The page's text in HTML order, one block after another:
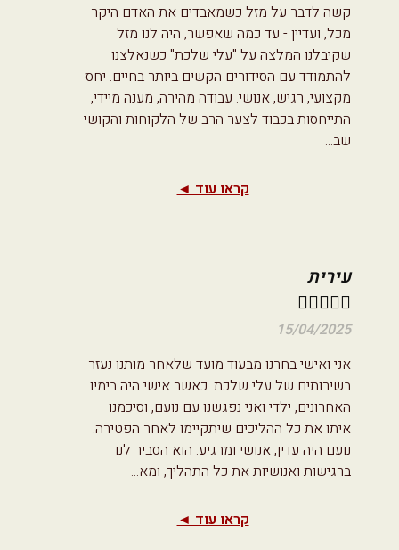
קשה לדבר על מזל כשמאבדים את האדם היקר
מכל, ועדיין - עד כמה שאפשר, היה לנו מזל
שקיבלנו המלצה על "עלי שלכת" כשנאלצנו
להתמודד עם הסידורים הקשים ביותר בחיים. יחס
מקצועי, רגיש, אנושי. עבודה מהירה, מענה מיידי,
התייחסות בכבוד לצער הרב של הלקוחות והקושי
שב...
קראו עוד ◄
עירית

15/04/2025
אני ואישי בחרנו מבעוד מועד שלאחר מותנו נעזר
בשירותים של עלי שלכת. כאשר אישי היה בימיו
האחרונים, ילדי ואני נפגשנו עם נועם, וסיכמנו
איתו את כל ההליכים שיתקיימו לאחר הפטירה.
נועם היה עדין, אנושי ומרגיע. הוא הסביר לנו
ברגישות ואנושיות את כל התהליך, ומא...
קראו עוד ◄